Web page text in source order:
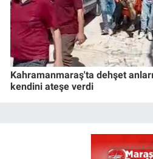
Kahramanmaraş'ta dehşet
kendini ateşe verdi